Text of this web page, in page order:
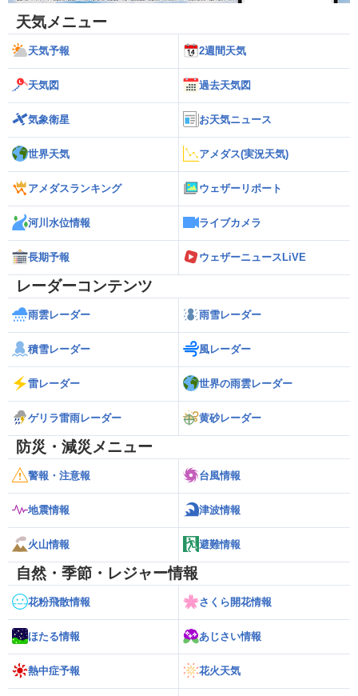
天気メニュー
天気予報 2週間天気
天気図 過去天気図
気象衛星 お天気ニュース
世界天気 アメダス(実況天気)
アメダスランキング ウェザーリポート
河川水位情報 ライブカメラ
長期予報 ウェザーニュースLiVE
レーダーコンテンツ
雨雲レーダー 雨雪レーダー
積雪レーダー 風レーダー
雷レーダー 世界の雨雲レーダー
ゲリラ雷雨レーダー 黄砂レーダー
防災・減災メニュー
警報・注意報 台風情報
地震情報 津波情報
火山情報 避難情報
自然・季節・レジャー情報
花粉飛散情報 さくら開花情報
ほたる情報 あじさい情報
熱中症予報 花火天気